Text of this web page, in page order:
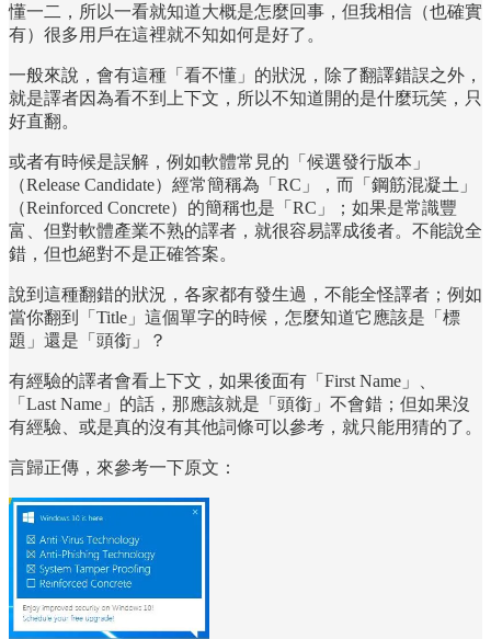
懂一二，所以一看就知道大概是怎麼回事，但我相信（也確實
有）很多用戶在這裡就不知如何是好了。
一般來說，會有這種「看不懂」的狀況，除了翻譯錯誤之外，
就是譯者因為看不到上下文，所以不知道開的是什麼玩笑，只
好直翻。
或者有時候是誤解，例如軟體常見的「候選發行版本」
（Release Candidate）經常簡稱為「RC」，而「鋼筋混凝土」
（Reinforced Concrete）的簡稱也是「RC」；如果是常識豐
富、但對軟體產業不熟的譯者，就很容易譯成後者。不能說全
錯，但也絕對不是正確答案。
說到這種翻錯的狀況，各家都有發生過，不能全怪譯者；例如
當你翻到「Title」這個單字的時候，怎麼知道它應該是「標
題」還是「頭銜」？
有經驗的譯者會看上下文，如果後面有「First Name」、
「Last Name」的話，那應該就是「頭銜」不會錯；但如果沒
有經驗、或是真的沒有其他詞條可以參考，就只能用猜的了。
言歸正傳，來參考一下原文：